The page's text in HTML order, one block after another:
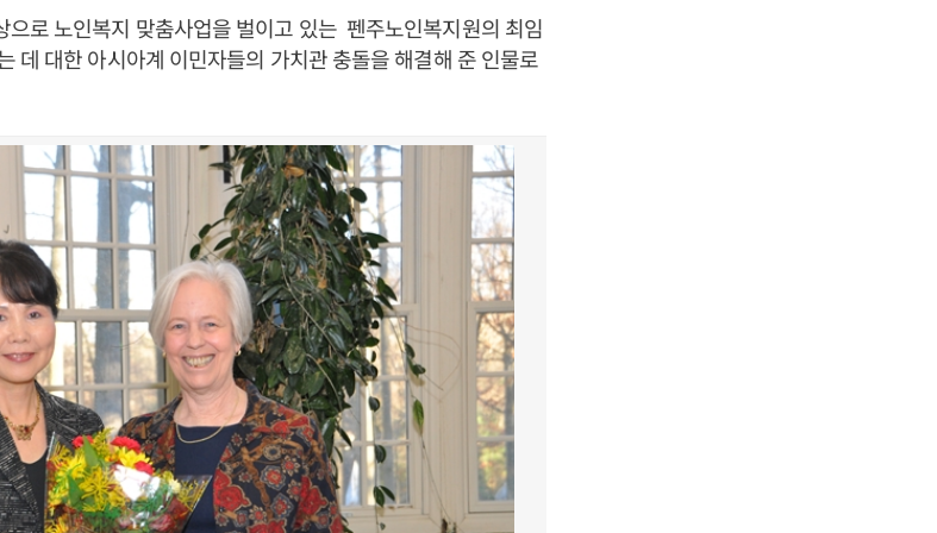
으로 노인복지 맞춤사업을 벌이고 있는 펜주노인복지원의 최임
데 대한 아시아계 이민자들의 가치관 충돌을 해결해 준 인물로